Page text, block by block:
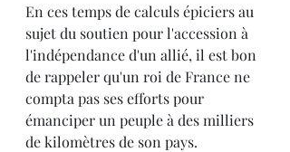
En ces temps de calculs épiciers au
sujet du soutien pour l'accession à
l'indépendance d'un allié, il est bon
de rappeler qu'un roi de France ne
compta pas ses efforts pour
émanciper un peuple à des milliers
de kilomètres de son pays.